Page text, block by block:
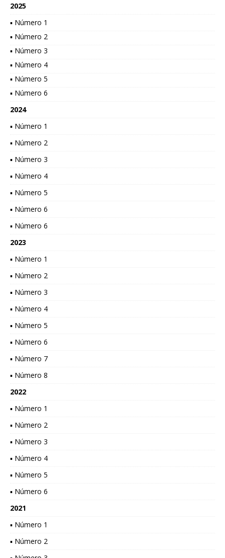
2025
▪ Número 1
▪ Número 2
▪ Número 3
▪ Número 4
▪ Número 5
▪ Número 6
2024
▪ Número 1
▪ Número 2
▪ Número 3
▪ Número 4
▪ Número 5
▪ Número 6
▪ Número 6
2023
▪ Número 1
▪ Número 2
▪ Número 3
▪ Número 4
▪ Número 5
▪ Número 6
▪ Número 7
▪ Número 8
2022
▪ Número 1
▪ Número 2
▪ Número 3
▪ Número 4
▪ Número 5
▪ Número 6
2021
▪ Número 1
▪ Número 2